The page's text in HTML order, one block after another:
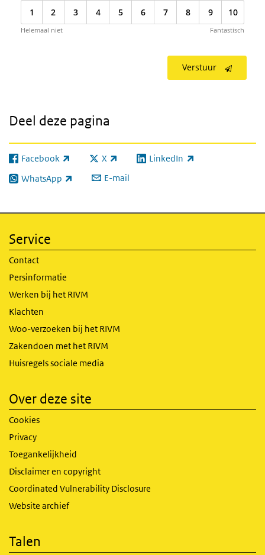
1 2 3 4 5 6 7 8 9 10
Helemaal niet Fantastisch
Verstuur
Deel deze pagina
Facebook
(externe link) X
(externe link) LinkedIn
(externe link)
WhatsApp
(externe link) E-mail
Service
Contact
Persinformatie
Werken bij het RIVM
Klachten
Woo-verzoeken bij het RIVM
Zakendoen met het RIVM
Huisregels sociale media
Over deze site
Cookies
Privacy
Toegankelijkheid
Disclaimer en copyright
Coordinated Vulnerability Disclosure
Website archief
Talen